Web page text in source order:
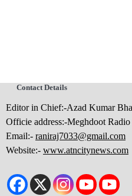
Contact Details
Editor in Chief:-Azad Kumar
Officie address:-Meghdoot
Email:- raniraj7033@gmail.com
Website:- www.atncitynews.com